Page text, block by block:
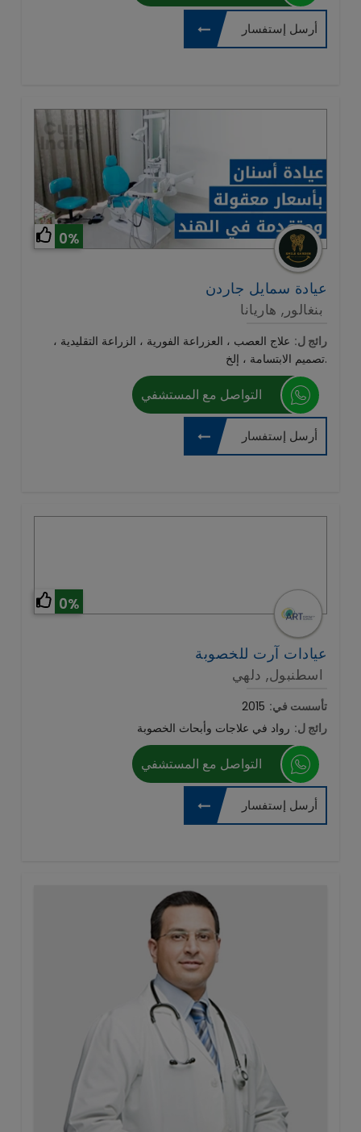
أرسل إستفسار
0%
عيادة سمايل جاردن
بنغالور, هاريانا
رائج ل: علاج العصب ، العزراعة الفورية ، الزراعة التقليدية ،
تصميم الابتسامة ، إلخ.
التواصل مع المستشفي
أرسل إستفسار
0%
عيادات آرت للخصوبة
اسطنبول, دلهي
تأسست في: 2015
رائج ل: رواد في علاجات وأبحاث الخصوبة
التواصل مع المستشفي
أرسل إستفسار